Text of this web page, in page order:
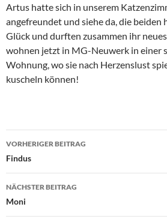
Artus hatte sich in unserem
angefreundet und siehe da, die
Glück und durften zusammen ihr
wohnen jetzt in MG-Neuwerk in einer
Wohnung, wo sie nach Herzenslust
kuscheln können!
Beitragsnavigation
VORHERIGER BEITRAG
Findus
NÄCHSTER BEITRAG
Moni